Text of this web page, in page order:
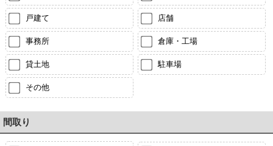
戸建て 店舗
事務所 倉庫・工場
貸土地 駐車場
その他
間取り